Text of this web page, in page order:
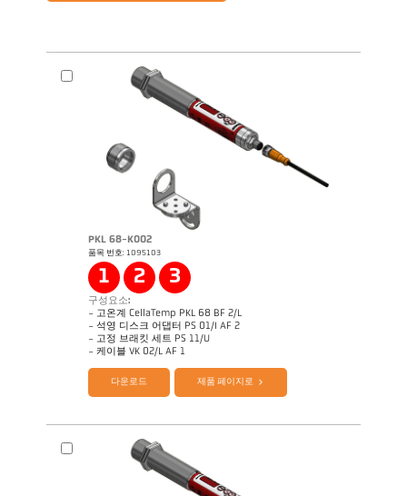
PKL 68-K002
품목 번호: 1095103
1 2 3
구성요소:
- 고온계 CellaTemp PKL 68 BF 2/L
- 석영 디스크 어댑터 PS 01/I AF 2
- 고정 브래킷 세트 PS 11/U
- 케이블 VK 02/L AF 1
제품 카다로그 CellaTemp PK PKF PKL
다운로드 제품 페이지로